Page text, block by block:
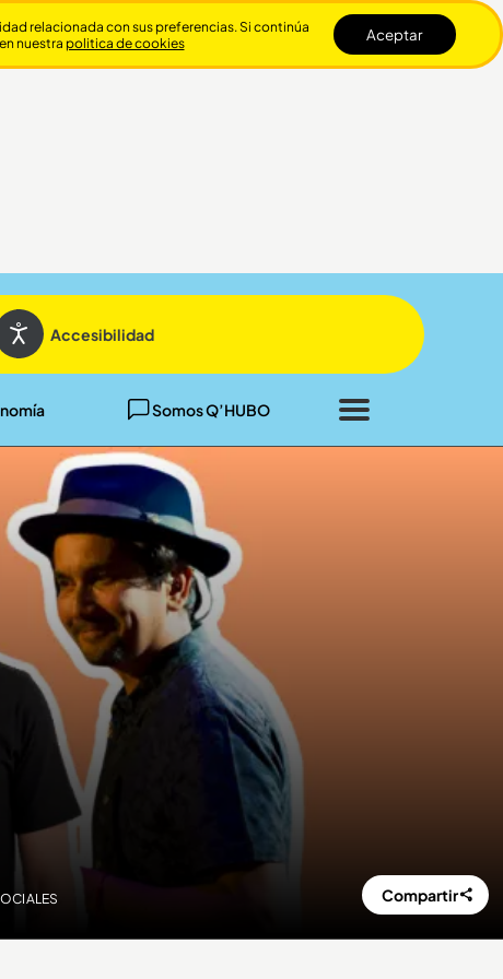
Accesibilidad
Somos Q’HUBO
Cerrar
Compartir
relacionada con sus preferencias. Si continúa
nuestra politica de cookies Aceptar